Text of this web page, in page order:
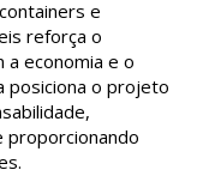
e
reforça o
economia e o
posiciona o projeto
proporcionando